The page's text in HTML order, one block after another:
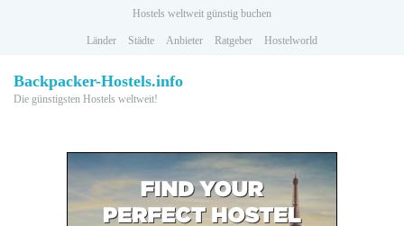
Hostels weltweit günstig buchen
Länder Städte Anbieter Ratgeber Hostelworld
Backpacker-Hostels.info
Die günstigsten Hostels weltweit!